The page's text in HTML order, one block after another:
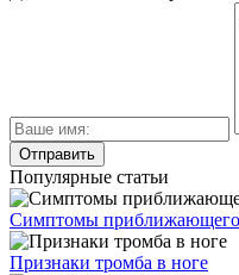
Популярные статьи
Симптомы
Признаки тромба в ноге